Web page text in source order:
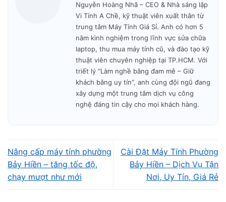
🎁 Bảo hành minh bạch – không phát sinh phí.
Mở cửa: 09h00 – 19h30 mỗi ngày.
Nguyễn Hoàng Nhã – CEO & Nhà sáng lập
Vi Tính A Chề, kỹ thuật viên xuất thân từ
trung tâm Máy Tính Giá Sỉ. Anh có hơn 5
năm kinh nghiệm trong lĩnh vực sửa chữa
laptop, thu mua máy tính cũ, và đào tạo kỹ
thuật viên chuyên nghiệp tại TP.HCM. Với
triết lý “Làm nghề bằng đam mê – Giữ
khách bằng uy tín”, anh cùng đội ngũ đang
xây dựng một trung tâm dịch vụ công
nghệ đáng tin cậy cho mọi khách hàng.
Nâng cấp máy tính phường
Bảy Hiền – tăng tốc độ,
chạy mượt như mới
Cài Đặt Máy Tính Phường
Bảy Hiền – Dịch Vụ Tận
Nơi, Uy Tín, Giá Rẻ